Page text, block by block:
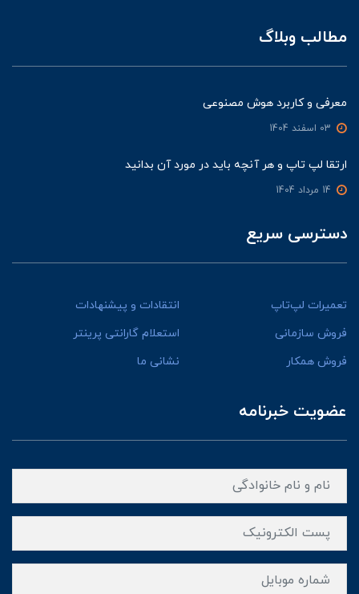
مطالب وبلاگ
معرفی و کاربرد هوش مصنوعی
ارتقا لپ تاپ و هر آنچه باید در مورد آن بدانید
دسترسی سریع
تعمیرات لپ‌تاپ
انتقادات و پیشنهادات
فروش سازمانی
استعلام گارانتی پرینتر
فروش همکار
نشانی ما
عضویت خبرنامه